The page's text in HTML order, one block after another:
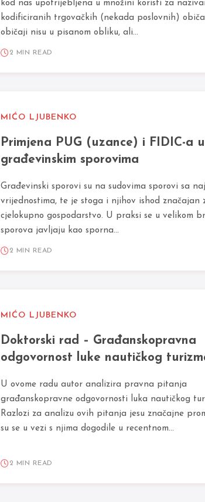
kod nas upotrijebljena u množini koristi za
kodificiranih trgovačkih (nekada poslovnih)
običaji nisu u pisanom obliku, ali...
2 MIN READ
MIĆO LJUBENKO
Primjena PUG (uzance) i FIDIC-a u
građevinskim sporovima
Građevinski sporovi su na sudovima sporovi sa
vrijednostima, te je stoga i njihov ishod značajan
cjelokupno gospodarstvo. U praksi se u velikom
sporova javljaju kao sporna...
2 MIN READ
MIĆO LJUBENKO
Doktorski rad – Građanskopravna
odgovornost luke nautičkog
U ovome radu autor analizira pravna pitanja
građanskopravne odgovornosti luka nautičkog
Razlozi za analizu ovih pitanja jesu značajne
su se u vezi s njima dogodile u recentnom...
2 MIN READ